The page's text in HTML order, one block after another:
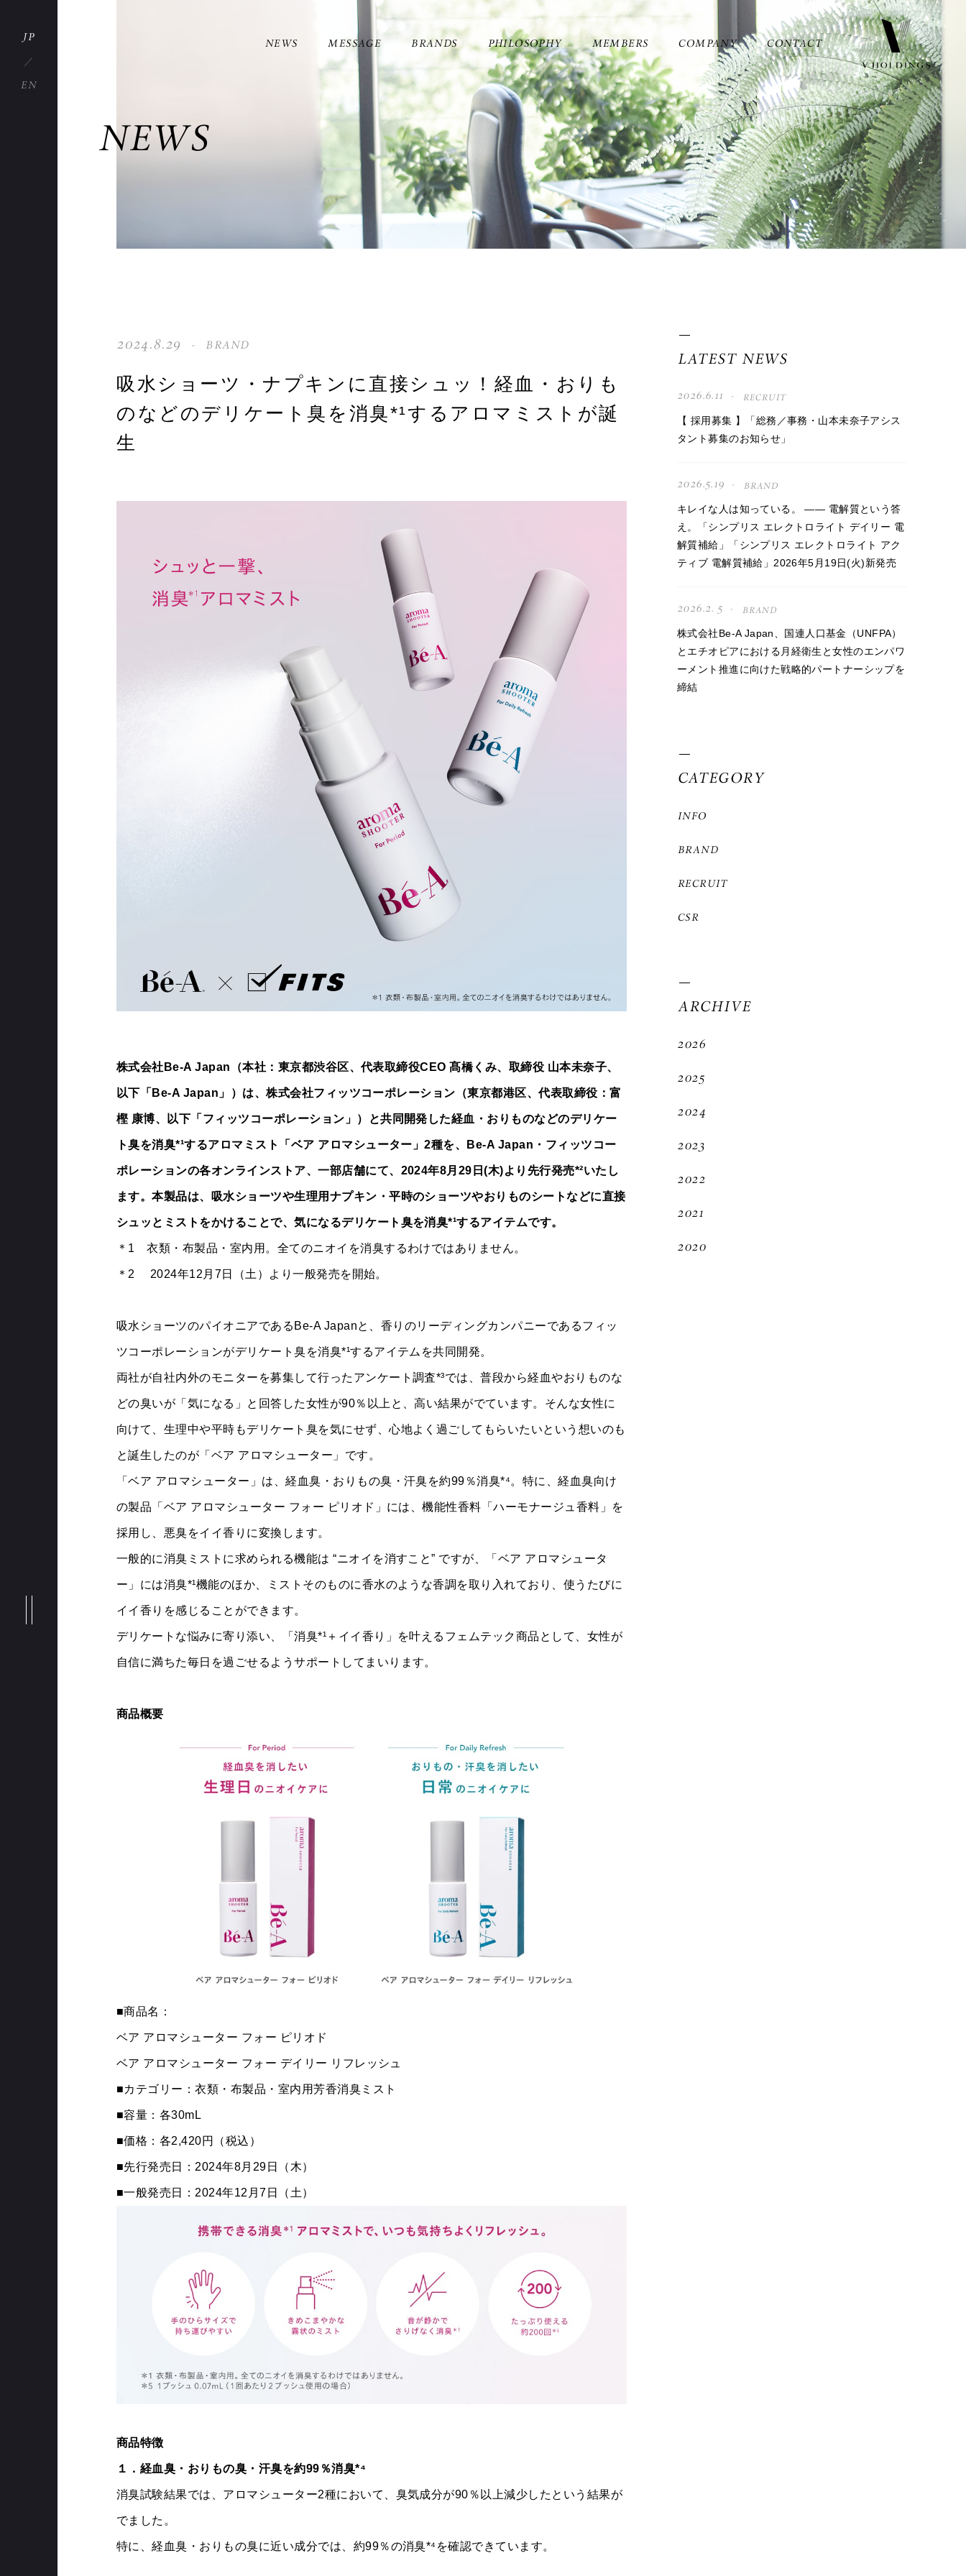
NEWS MESSAGE BRANDS PHILOSOPHY MEMBERS COMPANY CONTACT
MESSAGE
BRANDS
COMPANY
ACCESS
PRIVACY POLICY
JP
EN
NEWS
2024.8.29 BRAND
吸水ショーツ・ナプキンに直接シュッ！経血・おりも
のなどのデリケート臭を消臭*¹するアロマミストが誕
生
株式会社Be-A Japan（本社：東京都渋谷区、代表取締役CEO 髙橋くみ、取締役 山本未奈子、
以下「Be-A Japan」）は、株式会社フィッツコーポレーション（東京都港区、代表取締役：富
樫 康博、以下「フィッツコーポレーション」）と共同開発した経血・おりものなどのデリケー
ト臭を消臭*¹するアロマミスト「ベア アロマシューター」2種を、Be-A Japan・フィッツコー
ポレーションの各オンラインストア、一部店舗にて、2024年8月29日(木)より先行発売*²いたし
ます。本製品は、吸水ショーツや生理用ナプキン・平時のショーツやおりものシートなどに直接
シュッとミストをかけることで、気になるデリケート臭を消臭*¹するアイテムです。
＊1 衣類・布製品・室内用。全てのニオイを消臭するわけではありません。
＊2 2024年12月7日（土）より一般発売を開始。
吸水ショーツのパイオニアであるBe-A Japanと、香りのリーディングカンパニーであるフィッ
ツコーポレーションがデリケート臭を消臭*¹するアイテムを共同開発。
両社が自社内外のモニターを募集して行ったアンケート調査*³では、普段から経血やおりものな
どの臭いが「気になる」と回答した女性が90％以上と、高い結果がでています。そんな女性に
向けて、生理中や平時もデリケート臭を気にせず、心地よく過ごしてもらいたいという想いのも
と誕生したのが「ベア アロマシューター」です。
「ベア アロマシューター」は、経血臭・おりもの臭・汗臭を約99％消臭*⁴。特に、経血臭向け
の製品「ベア アロマシューター フォー ピリオド」には、機能性香料「ハーモナージュ香料」を
採用し、悪臭をイイ香りに変換します。
一般的に消臭ミストに求められる機能は “ニオイを消すこと” ですが、「ベア アロマシュータ
ー」には消臭*¹機能のほか、ミストそのものに香水のような香調を取り入れており、使うたびに
イイ香りを感じることができます。
デリケートな悩みに寄り添い、「消臭*¹＋イイ香り」を叶えるフェムテック商品として、女性が
自信に満ちた毎日を過ごせるようサポートしてまいります。
商品概要
■商品名：
ベア アロマシューター フォー ピリオド
ベア アロマシューター フォー デイリー リフレッシュ
■カテゴリー：衣類・布製品・室内用芳香消臭ミスト
■容量：各30mL
■価格：各2,420円（税込）
■先行発売日：2024年8月29日（木）
■一般発売日：2024年12月7日（土）
商品特徴
１．経血臭・おりもの臭・汗臭を約99％消臭*⁴
消臭試験結果では、アロマシューター2種において、臭気成分が90％以上減少したという結果が
でました。
特に、経血臭・おりもの臭に近い成分では、約99％の消臭*⁴を確認できています。
LATEST NEWS
2026.6.11 RECRUIT
【 採用募集 】「総務／事務・山本未奈子アシス
タント募集のお知らせ」
2026.5.19 BRAND
キレイな人は知っている。 —— 電解質という答
え。「シンプリス エレクトロライト デイリー 電
解質補給」「シンプリス エレクトロライト アク
ティブ 電解質補給」2026年5月19日(火)新発売
2026.2. 5 BRAND
株式会社Be-A Japan、国連人口基金（UNFPA）
とエチオピアにおける月経衛生と女性のエンパワ
ーメント推進に向けた戦略的パートナーシップを
締結
CATEGORY
INFO
BRAND
RECRUIT
CSR
ARCHIVE
2026
2025
2024
2023
2022
2021
2020